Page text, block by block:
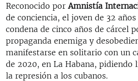
Reconocido por Amnistía
de conciencia, el joven de 32
condena de cinco años de cárcel
propaganda enemiga y
manifestarse en solitario con un
de 2020, en La Habana,
la represión a los cubanos.